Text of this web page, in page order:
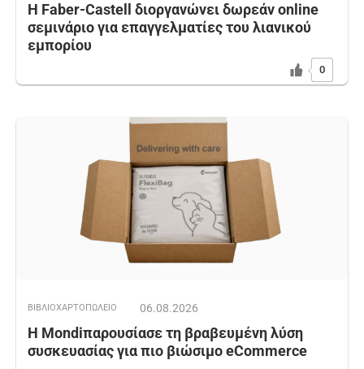
Η Faber-Castell διοργανώνει δωρεάν online
σεμινάριο για επαγγελματίες του λιανικού
εμπορίου
0
ΒΙΒΛΙΟΧΑΡΤΟΠΩΛΕΙΟ 06.08.2026
Η Mondiπαρουσίασε τη βραβευμένη λύση
συσκευασίας για πιο βιώσιμο eCommerce